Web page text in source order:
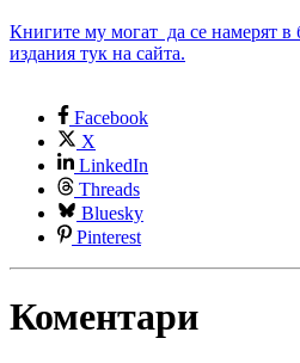
Книгите му могат да се намерят в
издания тук на сайта.
Facebook
X
LinkedIn
Threads
Bluesky
Pinterest
Коментари